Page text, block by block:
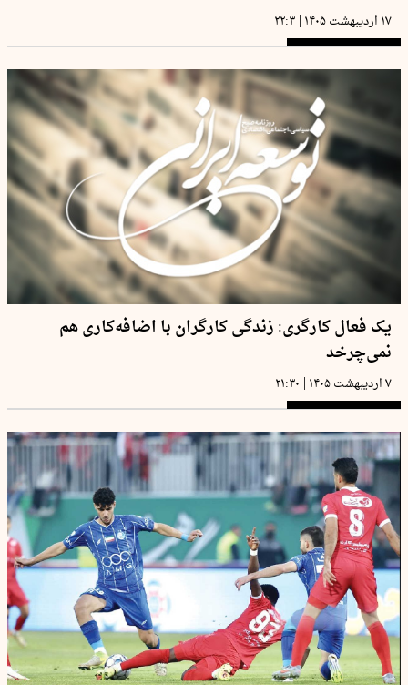
۱۷ اردیبهشت ۱۴۰۵ | ۲۲:۳
یک فعال کارگری: زندگی کارگران با اضافه‌کاری هم
نمی‌چرخد
۷ اردیبهشت ۱۴۰۵ | ۲۱:۳۰